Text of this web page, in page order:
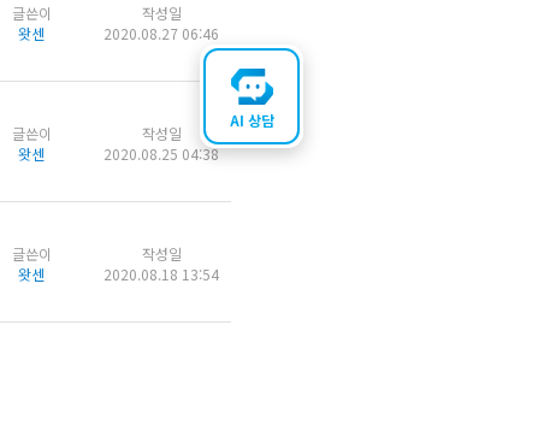
글쓴이
왓센
작성일
2020.08.27 06:46
글쓴이
왓센
작성일
2020.08.25 04:38
글쓴이
왓센
작성일
2020.08.18 13:54
AI 상담